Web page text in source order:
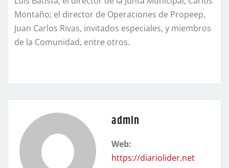
Montaño; el director de Operaciones de Propeep,
Juan Carlos Rivas, invitados especiales, y miembros
de la Comunidad, entre otros.
admin
Web:
https://diariolider.net